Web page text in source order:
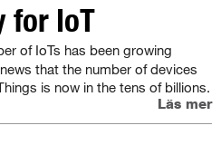
for IoT
of IoTs has been growing
that the number of devices
is now in the tens of billions.
Läs mer